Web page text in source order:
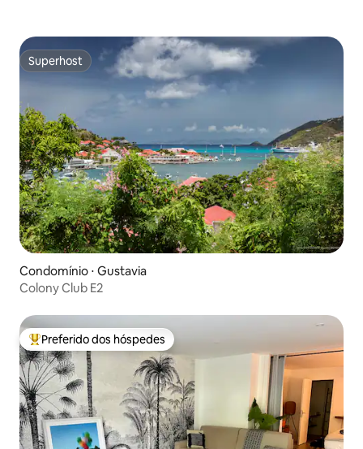
Superhost
Superhost
Condomínio ⋅ Gustavia
Colony Club E2
Entre os melhores preferidos dos hóspedes
Preferido dos hóspedes